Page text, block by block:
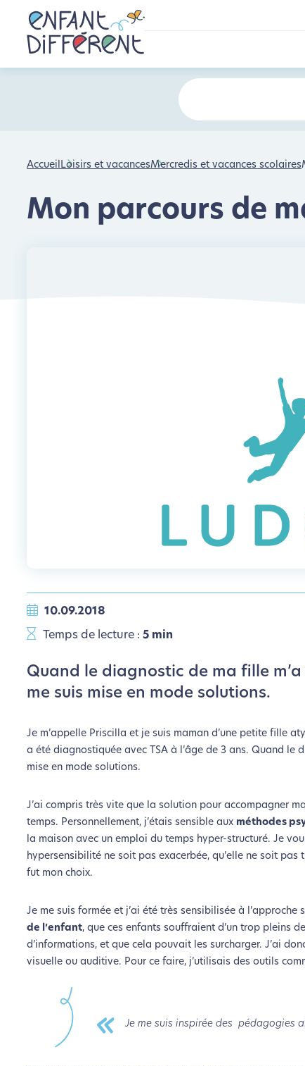
AccueilLoisirs et vacancesMercredis et vacances scolaires
Mon parcours de
10.09.2018
Temps de lecture : 5 min
Quand le diagnostic de ma fille
me suis mise en mode solutions.
Je m’appelle Priscilla et je suis maman d’une petite fille
a été diagnostiquée avec TSA à l’âge de 3 ans. Quand le
mise en mode solutions.
J’ai compris très vite que la solution pour accompagner
temps. Personnellement, j’étais sensible aux méthodes
la maison avec un emploi du temps hyper-structuré. Je
hypersensibilité ne soit pas exacerbée, qu’elle ne soit
fut mon choix.
Je me suis formée et j’ai été très sensibilisée à l’approche
de l’enfant, que ces enfants souffraient d’un trop pleins de
d’informations, et que cela pouvait les surcharger. J’ai
visuelle ou auditive. Pour ce faire, j’utilisais des outils
Je me suis inspirée des pédagogies